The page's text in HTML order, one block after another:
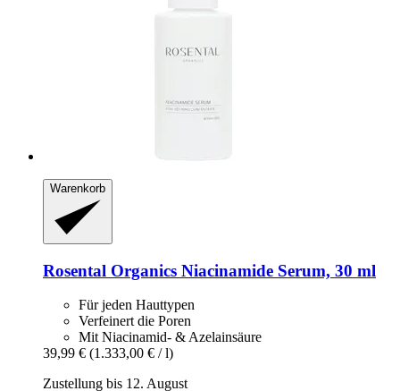
Warenkorb
Rosental Organics Niacinamide Serum, 30 ml
Für jeden Hauttypen
Verfeinert die Poren
Mit Niacinamid- & Azelainsäure
39,99 € (1.333,00 € / l)
Zustellung bis 12. August